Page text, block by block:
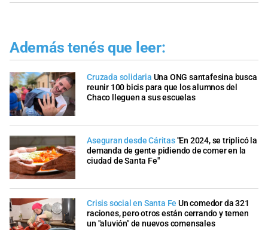
Además tenés que leer:
Cruzada solidaria Una ONG santafesina busca
reunir 100 bicis para que los alumnos del
Chaco lleguen a sus escuelas
Aseguran desde Cáritas"En 2024, se triplicó la
demanda de gente pidiendo de comer en la
ciudad de Santa Fe"
Crisis social en Santa Fe Un comedor da 321
raciones, pero otros están cerrando y temen
un "aluvión" de nuevos comensales